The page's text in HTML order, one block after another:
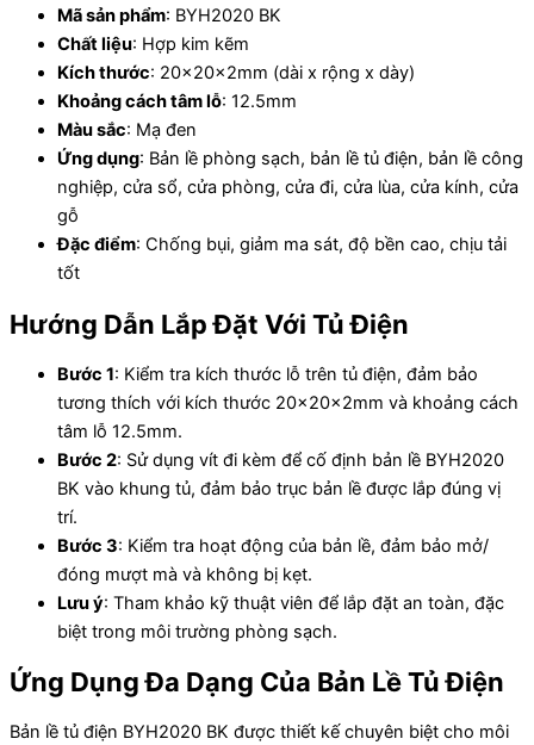
Mã sản phẩm: BYH2020 BK
Chất liệu: Hợp kim kẽm
Kích thước: 20x20x2mm (dài x rộng x dày)
Khoảng cách tâm lỗ: 12.5mm
Màu sắc: Mạ đen
Ứng dụng: Bản lề phòng sạch, bản lề tủ điện, bản lề công
nghiệp, cửa sổ, cửa phòng, cửa đi, cửa lùa, cửa kính, cửa
gỗ
Đặc điểm: Chống bụi, giảm ma sát, độ bền cao, chịu tải
tốt
Hướng Dẫn Lắp Đặt Với Tủ Điện
Bước 1: Kiểm tra kích thước lỗ trên tủ điện, đảm bảo
tương thích với kích thước 20x20x2mm và khoảng cách
tâm lỗ 12.5mm.
Bước 2: Sử dụng vít đi kèm để cố định bản lề BYH2020
BK vào khung tủ, đảm bảo trục bản lề được lắp đúng vị
trí.
Bước 3: Kiểm tra hoạt động của bản lề, đảm bảo mở/
đóng mượt mà và không bị kẹt.
Lưu ý: Tham khảo kỹ thuật viên để lắp đặt an toàn, đặc
biệt trong môi trường phòng sạch.
Ứng Dụng Đa Dạng Của Bản Lề Tủ Điện
Bản lề tủ điện BYH2020 BK được thiết kế chuyên biệt cho môi